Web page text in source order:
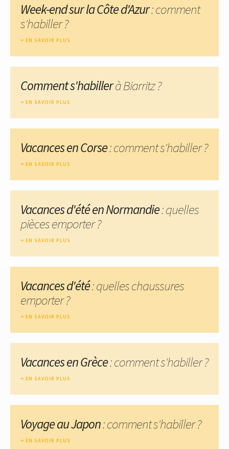
Week-end sur la Côte d'Azur: comment
s'habiller ?
EN SAVOIR PLUS
Comment s'habillerà Biarritz ?
EN SAVOIR PLUS
Vacances en Corse: comment s'habiller ?
EN SAVOIR PLUS
Vacances d'été en Normandie: quelles
pièces emporter ?
EN SAVOIR PLUS
Vacances d'été: quelles chaussures
emporter ?
EN SAVOIR PLUS
Vacances en Grèce: comment s'habiller ?
EN SAVOIR PLUS
Voyage au Japon: comment s'habiller ?
EN SAVOIR PLUS